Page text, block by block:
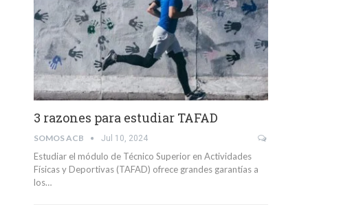
3 razones para estudiar TAFAD
SOMOS ACB Jul 10, 2024
Estudiar el módulo de Técnico Superior en Actividades
Físicas y Deportivas (TAFAD) ofrece grandes garantías a
los…